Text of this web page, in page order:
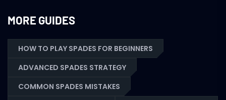
MORE GUIDES
HOW TO PLAY SPADES FOR BEGINNERS
ADVANCED SPADES STRATEGY
COMMON SPADES MISTAKES